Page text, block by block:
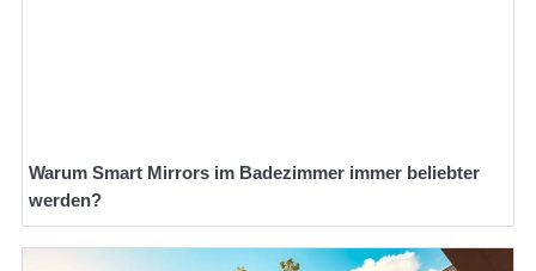
Warum Smart Mirrors im Badezimmer immer beliebter
werden?